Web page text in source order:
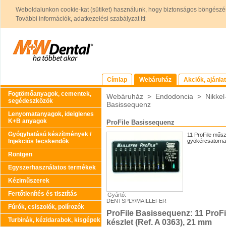
Weboldalunkon cookie-kat (sütiket) használunk, hogy biztonságos
További információk, adatkezelési szabályzat itt
Címlap Webáruház
Akciók,
Fogtömőanyagok, cementek,
segédeszközök
Lenyomatanyagok, ideiglenes
K+B anyagok
Gyógyhatású készítmények /
Injekciós fecskendők
Röntgen
Egyszerhasználatos termékek
Kéziműszerek
Fertőtlenítés és tisztítás
Fúrók, csiszolók, polírozók
Turbinák, kézidarabok, kisgépek
Webáruház > Endodoncia >
Basissequenz
ProFile Basissequenz
Gyártó:
DENTSPLY/MAILLEFER
11 ProFile
ProFile Basissequenz: 11
készlet (Ref. A 0363), 21 mm